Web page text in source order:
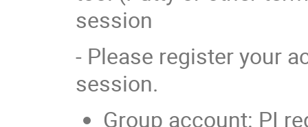
session
- Please register your
session.
Group account: PI